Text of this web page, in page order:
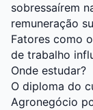
sobressaírem
remuneração
Fatores como
de trabalho
Onde estudar?
O diploma do
Agronegócio